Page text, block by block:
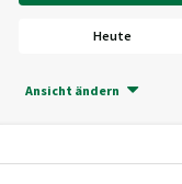
Heute
Ansicht ändern